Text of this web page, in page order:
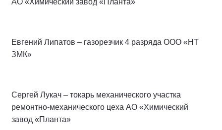
АО «Химический завод «Планта»
Евгений Липатов – газорезчик 4 разряда ООО «НТ
ЗМК»
Сергей Лукач – токарь механического участка
ремонтно-механического цеха АО «Химический
завод «Планта»